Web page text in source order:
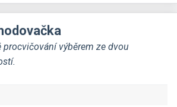
procvičování výběrem ze dvou